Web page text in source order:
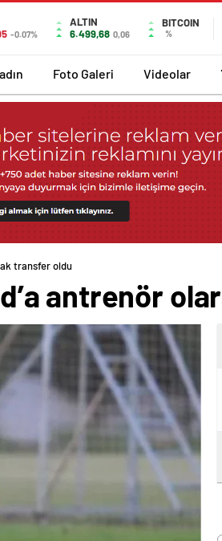
-0.07%
ALTIN
6.499,68 0,06
BITCOIN
%
Foto Galeri Videolar
transfer oldu
antrenör